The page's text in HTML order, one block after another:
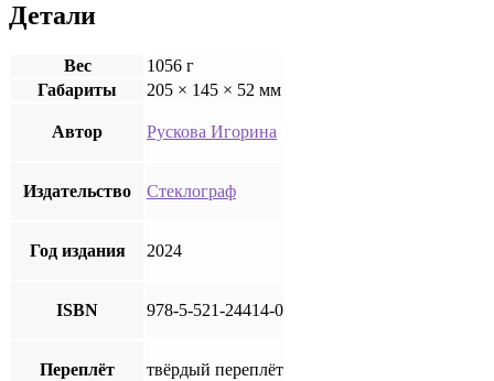
Детали
Вес
1056 г
Габариты
205 × 145 × 52 мм
Автор Рускова Игорина
Издательство Стеклограф
Год издания 2024
ISBN 978-5-521-24414-0
Переплёт твёрдый переплёт